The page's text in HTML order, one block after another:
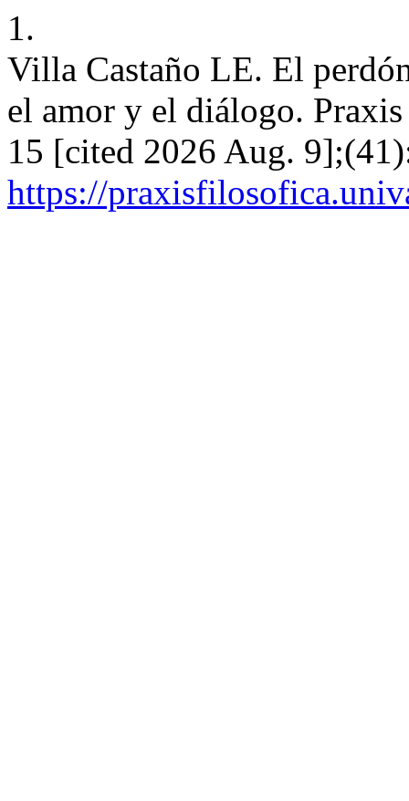
1.
Villa Castaño LE. El
el amor y el diálogo.
15 [cited 2026 Aug.
https://